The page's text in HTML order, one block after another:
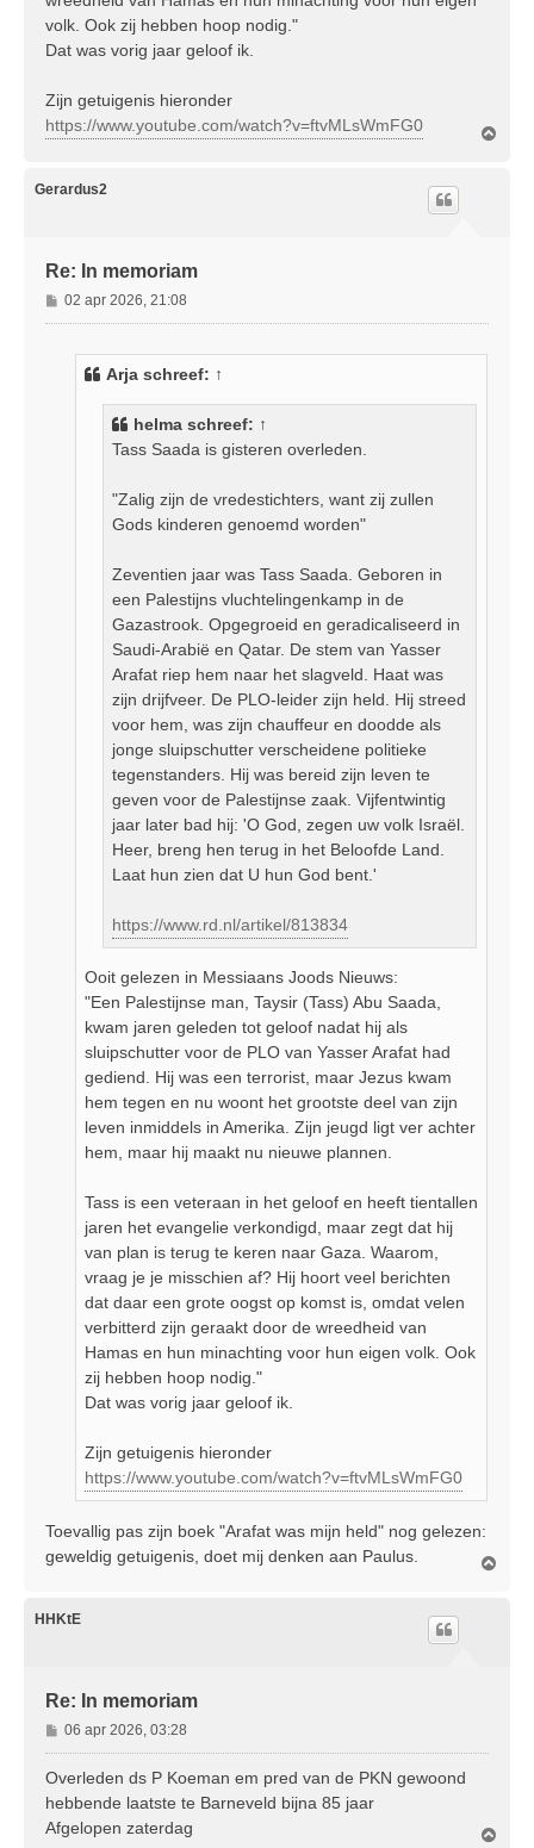
volk. Ook zij hebben hoop nodig."
Dat was vorig jaar geloof ik.
Zijn getuigenis hieronder
https://www.youtube.com/watch?v=ftvMLsWmFG0
Gerardus2
Re: In memoriam
B
e
02 apr 2026, 21:08
Arja schreef: ↑
helma schreef: ↑
Tass Saada is gisteren overleden.
"Zalig zijn de vredestichters, want zij zullen
Gods kinderen genoemd worden"
Zeventien jaar was Tass Saada. Geboren in
een Palestijns vluchtelingenkamp in de
Gazastrook. Opgegroeid en geradicaliseerd in
Saudi-Arabië en Qatar. De stem van Yasser
Arafat riep hem naar het slagveld. Haat was
zijn drijfveer. De PLO-leider zijn held. Hij streed
voor hem, was zijn chauffeur en doodde als
jonge sluipschutter verscheidene politieke
tegenstanders. Hij was bereid zijn leven te
geven voor de Palestijnse zaak. Vijfentwintig
jaar later bad hij: 'O God, zegen uw volk Israël.
Heer, breng hen terug in het Beloofde Land.
Laat hun zien dat U hun God bent.'
https://www.rd.nl/artikel/813834
Ooit gelezen in Messiaans Joods Nieuws:
"Een Palestijnse man, Taysir (Tass) Abu Saada,
kwam jaren geleden tot geloof nadat hij als
sluipschutter voor de PLO van Yasser Arafat had
gediend. Hij was een terrorist, maar Jezus kwam
hem tegen en nu woont het grootste deel van zijn
leven inmiddels in Amerika. Zijn jeugd ligt ver achter
hem, maar hij maakt nu nieuwe plannen.
Tass is een veteraan in het geloof en heeft tientallen
jaren het evangelie verkondigd, maar zegt dat hij
van plan is terug te keren naar Gaza. Waarom,
vraag je je misschien af? Hij hoort veel berichten
dat daar een grote oogst op komst is, omdat velen
verbitterd zijn geraakt door de wreedheid van
Hamas en hun minachting voor hun eigen volk. Ook
zij hebben hoop nodig."
Dat was vorig jaar geloof ik.
Zijn getuigenis hieronder
https://www.youtube.com/watch?v=ftvMLsWmFG0
Toevallig pas zijn boek "Arafat was mijn held" nog gelezen:
geweldig getuigenis, doet mij denken aan Paulus.
HHKtE
Re: In memoriam
B
e
c
h
06 apr 2026, 03:28
Overleden ds P Koeman em pred van de PKN gewoond
hebbende laatste te Barneveld bijna 85 jaar
Afgelopen zaterdag